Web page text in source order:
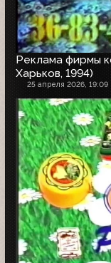
Реклама фирмы
Харьков, 1994)
25 апреля 2026, 19:09